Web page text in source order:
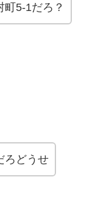
町5-1だろ？
ろどうせ